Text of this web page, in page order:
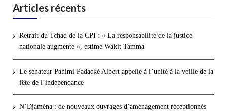
Articles récents
Retrait du Tchad de la CPI : « La responsabilité de la justice
nationale augmente », estime Wakit Tamma
Le sénateur Pahimi Padacké Albert appelle à l’unité à la veille de la
fête de l’indépendance
N’Djaména : de nouveaux ouvrages d’aménagement réceptionnés